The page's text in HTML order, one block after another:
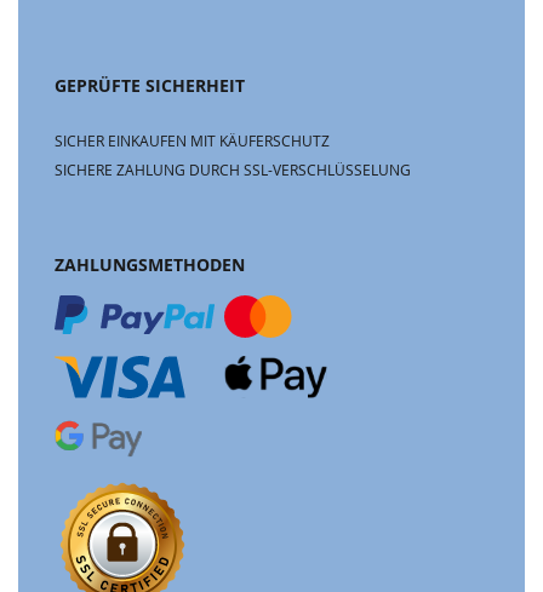
GEPRÜFTE SICHERHEIT
SICHER EINKAUFEN MIT KÄUFERSCHUTZ
SICHERE ZAHLUNG DURCH SSL-VERSCHLÜSSELUNG
ZAHLUNGSMETHODEN